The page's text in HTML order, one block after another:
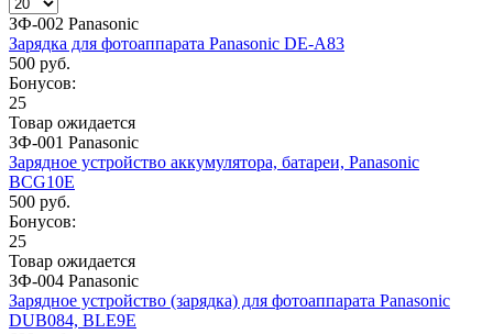
ЗФ-002 Panasonic
Зарядка для фотоаппарата Panasonic DE-A83
500 руб.
Бонусов:
25
Товар ожидается
ЗФ-001 Panasonic
Зарядное устройство аккумулятора, батареи, Panasonic
BCG10E
500 руб.
Бонусов:
25
Товар ожидается
ЗФ-004 Panasonic
Зарядное устройство (зарядка) для фотоаппарата Panasonic
DUB084, BLE9E